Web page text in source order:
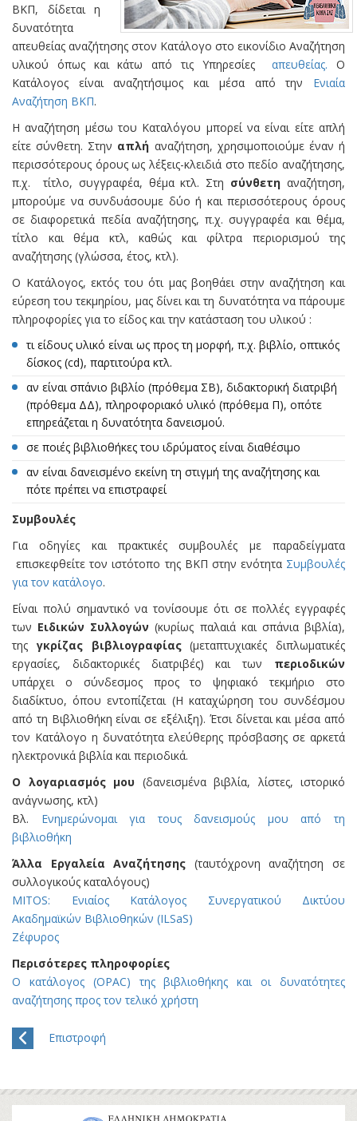
ΒΚΠ, δίδεται η
δυνατότητα
απευθείας αναζήτησης στον Κατάλογο στο εικονίδιο Αναζήτηση
υλικού όπως και κάτω από τις Υπηρεσίεςαπευθείας. Ο
Κατάλογος είναι αναζητήσιμος και μέσα από την Ενιαία
Αναζήτηση ΒΚΠ.
Η αναζήτηση μέσω του Καταλόγου μπορεί να είναι είτε απλή
είτε σύνθετη. Στην απλή αναζήτηση, χρησιμοποιούμε έναν ή
περισσότερους όρους ως λέξεις-κλειδιά στο πεδίο αναζήτησης,
π.χ. τίτλο, συγγραφέα, θέμα κτλ. Στη σύνθετη αναζήτηση,
μπορούμε να συνδυάσουμε δύο ή και περισσότερους όρους
σε διαφορετικά πεδία αναζήτησης, π.χ. συγγραφέα και θέμα,
τίτλο και θέμα κτλ, καθώς και φίλτρα περιορισμού της
αναζήτησης (γλώσσα, έτος, κτλ).
Ο Κατάλογος, εκτός του ότι μας βοηθάει στην αναζήτηση και
εύρεση του τεκμηρίου, μας δίνει και τη δυνατότητα να πάρουμε
πληροφορίες για το είδος και την κατάσταση του υλικού :
τι είδους υλικό είναι ως προς τη μορφή, π.χ. βιβλίο, οπτικός
δίσκος (cd), παρτιτούρα κτλ.
αν είναι σπάνιο βιβλίο (πρόθεμα ΣΒ), διδακτορική διατριβή
(πρόθεμα ΔΔ), πληροφοριακό υλικό (πρόθεμα Π), οπότε
επηρεάζεται η δυνατότητα δανεισμού.
σε ποιές βιβλιοθήκες του ιδρύματος είναι διαθέσιμο
αν είναι δανεισμένο εκείνη τη στιγμή της αναζήτησης και
πότε πρέπει να επιστραφεί
Συμβουλές
Για οδηγίες και πρακτικές συμβουλές με παραδείγματα
επισκεφθείτε τον ιστότοπο της ΒΚΠ στην ενότητα Συμβουλές
για τον κατάλογο.
Είναι πολύ σημαντικό να τονίσουμε ότι σε πολλές εγγραφές
των Ειδικών Συλλογών(κυρίως παλαιά και σπάνια βιβλία),
της γκρίζας βιβλιογραφίας(μεταπτυχιακές διπλωματικές
εργασίες, διδακτορικές διατριβές) και των περιοδικών
υπάρχει ο σύνδεσμος προς το ψηφιακό τεκμήριο στο
διαδίκτυο, όπου εντοπίζεται (Η καταχώρηση του συνδέσμου
από τη Βιβλιοθήκη είναι σε εξέλιξη). Έτσι δίνεται και μέσα από
τον Κατάλογο η δυνατότητα ελεύθερης πρόσβασης σε αρκετά
ηλεκτρονικά βιβλία και περιοδικά.
Ο λογαριασμός μου (δανεισμένα βιβλία, λίστες, ιστορικό
ανάγνωσης, κτλ)
Βλ. Ενημερώνομαι για τους δανεισμούς μου από τη
βιβλιοθήκη
Άλλα Εργαλεία Αναζήτησης (ταυτόχρονη αναζήτηση σε
συλλογικούς καταλόγους)
MITOS: Ενιαίος Κατάλογος Συνεργατικού Δικτύου
Ακαδημαϊκών Βιβλιοθηκών (ILSaS)
Ζέφυρος
Περισότερες πληροφορίες
Ο κατάλογος (OPAC) της βιβλιοθήκης και οι δυνατότητες
αναζήτησης προς τον τελικό χρήστη
Επιστροφή